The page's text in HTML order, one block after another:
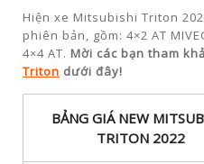
Hiện xe Mitsubishi Triton
phiên bản, gồm: 4×2 AT
4×4 AT. Mời các bạn tham
Triton dưới đây!
BẢNG GIÁ NEW
TRITON 2022